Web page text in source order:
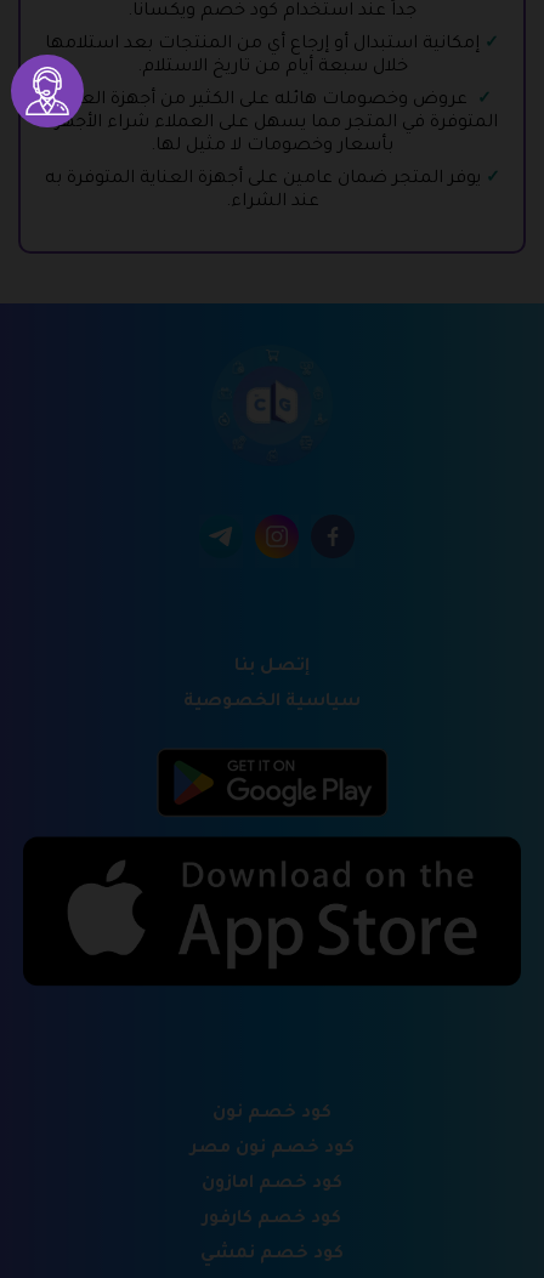
جداً عند استخدام كود خصم ويكسانا.
إمكانية استبدال أو إرجاع أي من المنتجات بعد استلامها
خلال سبعة أيام من تاريخ الاستلام.
عروض وخصومات هائله على الكثير من أجهزة العناية
المتوفرة في المتجر مما يسهل على العملاء شراء الأجهزة
بأسعار وخصومات لا مثيل لها.
يوفر المتجر ضمان عامين على أجهزة العناية المتوفرة به
عند الشراء.
إتصل بنا
سياسية الخصوصية
كود خصم نون
كود خصم نون مصر
كود خصم امازون
كود خصم كارفور
كود خصم نمشي